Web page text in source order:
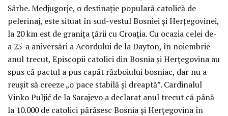
Sârbe. Medjugorje, o destinație populară catolică de
pelerinaj, este situat în sud-vestul Bosniei și Herțegovinei,
la 20 km est de granița țării cu Croația. Cu ocazia celei de-
a 25-a aniversări a Acordului de la Dayton, în noiembrie
anul trecut, Episcopii catolici din Bosnia și Herțegovina au
spus că pactul a pus capăt războiului bosniac, dar nu a
reușit să creeze „o pace stabilă și dreaptă”. Cardinalul
Vinko Puljić de la Sarajevo a declarat anul trecut că până
la 10.000 de catolici părăsesc Bosnia și Herțegovina în